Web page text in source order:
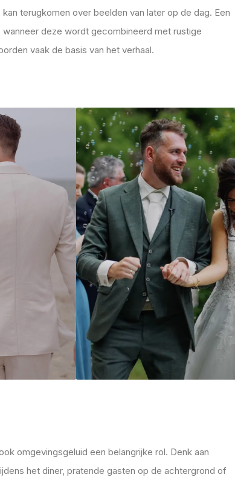
terugkomen over beelden van later op de dag. Een
deze wordt gecombineerd met rustige
vaak de basis van het verhaal.
omgevingsgeluid een belangrijke rol. Denk aan
het diner, pratende gasten op de achtergrond of